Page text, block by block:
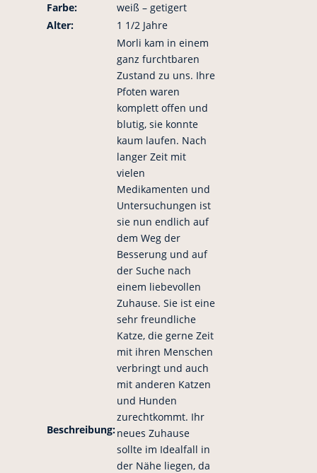
Farbe:
weiß – getigert
Alter:
1 1/2 Jahre
Beschreibung:
Morli kam in einem
ganz furchtbaren
Zustand zu uns. Ihre
Pfoten waren
komplett offen und
blutig, sie konnte
kaum laufen. Nach
langer Zeit mit
vielen
Medikamenten und
Untersuchungen ist
sie nun endlich auf
dem Weg der
Besserung und auf
der Suche nach
einem liebevollen
Zuhause. Sie ist eine
sehr freundliche
Katze, die gerne Zeit
mit ihren Menschen
verbringt und auch
mit anderen Katzen
und Hunden
zurechtkommt. Ihr
neues Zuhause
sollte im Idealfall in
der Nähe liegen, da